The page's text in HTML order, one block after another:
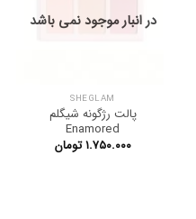
در انبار موجود نمی باشد
SHEGLAM
پالت رژگونه شیگلم
Enamored
۱.۷۵۰.۰۰۰ تومان